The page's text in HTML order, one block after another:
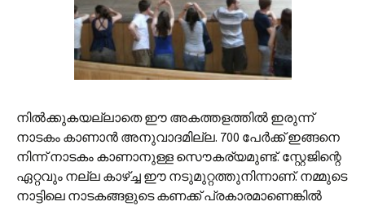
നില്‍ക്കുകയല്ലാതെ ഈ അകത്തളത്തില്‍ ഇരുന്ന്
നാടകം കാണാന്‍ അനുവാദമില്ല. 700 പേര്‍ക്ക് ഇങ്ങനെ
നിന്ന് നാടകം കാണാനുള്ള സൌകര്യമുണ്ട്. സ്റ്റേജിന്റെ
ഏറ്റവും നല്ല കാഴ്ച്ച ഈ നടുമുറ്റത്തുനിന്നാണ്. നമ്മുടെ
നാട്ടിലെ നാടകങ്ങളുടെ കണക്ക് പ്രകാരമാണെങ്കില്‍